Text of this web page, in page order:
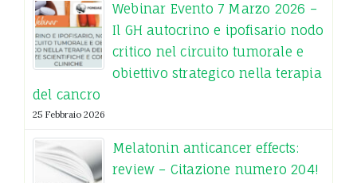
Webinar Evento 7 Marzo 2026 –
Il GH autocrino e ipofisario nodo
critico nel circuito tumorale e
obiettivo strategico nella terapia
del cancro
25 Febbraio 2026
Melatonin anticancer effects:
review – Citazione numero 204!